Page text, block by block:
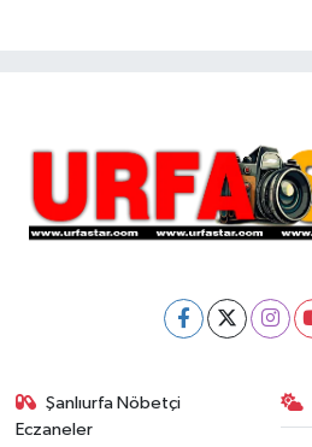
Şanlıurfa Nöbetçi
Eczaneler